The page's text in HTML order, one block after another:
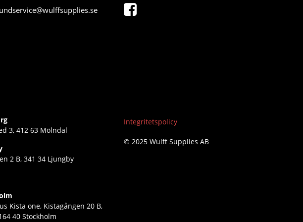
3, 412 63 Mölndal
2 B, 341 34 Ljungby
Kista one, Kistagången 20 B,
40 Stockholm
Integritetspolicy
© 2025 Wulff Supplies AB